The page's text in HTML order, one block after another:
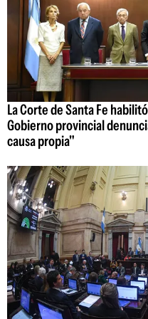
La Corte de Santa Fe
Gobierno provincial
causa propia"